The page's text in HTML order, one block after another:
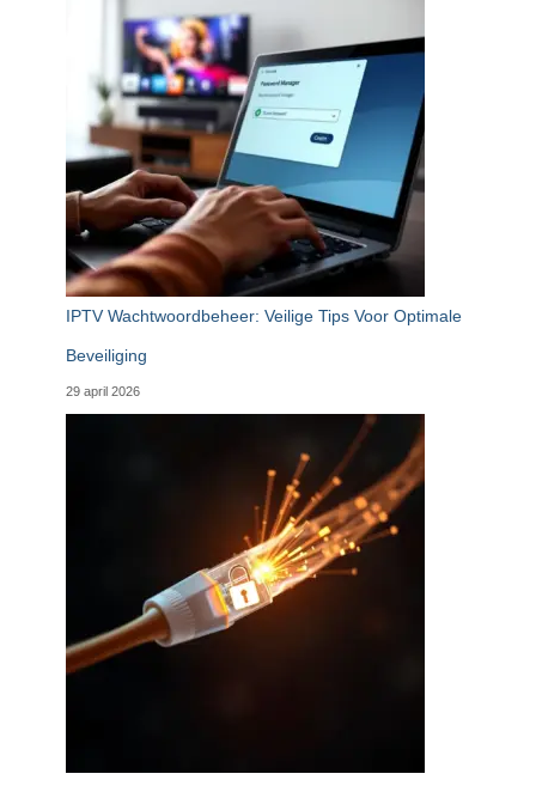
IPTV Wachtwoordbeheer: Veilige Tips Voor Optimale
Beveiliging
29 april 2026